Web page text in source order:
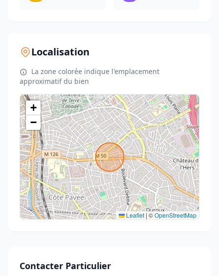
Localisation
La zone colorée indique l'emplacement
approximatif du bien
+
−
Leaflet | ©OpenStreetMap
Contacter Particulier